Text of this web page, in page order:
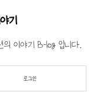
"일
이
에서
돌
었는
기
의 이야기 B-log 입니다.
로그인